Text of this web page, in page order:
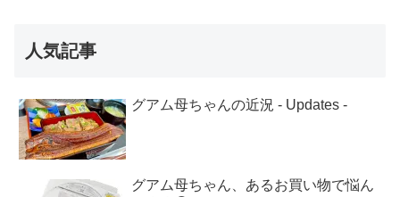
人気記事
グアム母ちゃんの近況 - Updates -
グアム母ちゃん、あるお買い物で悩ん